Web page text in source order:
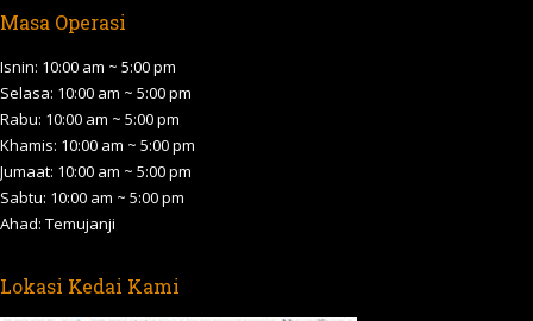
opens
in
new
window
opens
in
new
window
opens
in
new
window
opens
in
new
window
in
new
window
Masa Operasi
Isnin: 10:00 am ~ 5:00 pm
Selasa: 10:00 am ~ 5:00 pm
Rabu: 10:00 am ~ 5:00 pm
Khamis: 10:00 am ~ 5:00 pm
Jumaat: 10:00 am ~ 5:00 pm
Sabtu: 10:00 am ~ 5:00 pm
Ahad: Temujanji
Lokasi Kedai Kami